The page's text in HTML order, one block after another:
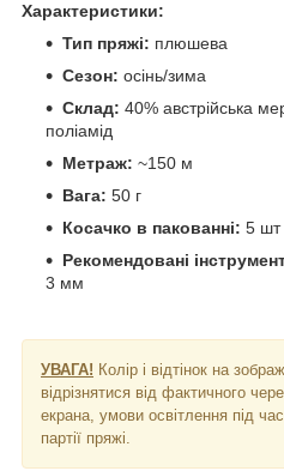
Характеристики:
Тип пряжі: плюшева
Сезон: осінь/зима
Склад: 40% австрійська
поліамід
Метраж: ~150 м
Вага: 50 г
Косачко в пакованні: 5 шт
Рекомендовані
3 мм
УВАГА! Колір і відтінок на
відрізнятися від фактичного
екрана, умови освітлення під
партії пряжі.